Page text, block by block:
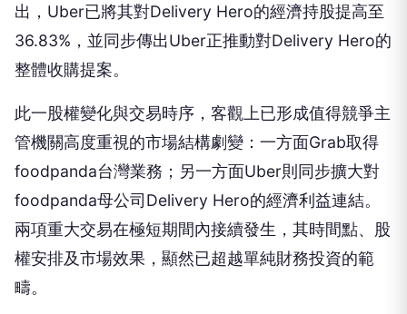
出，Uber已將其對Delivery Hero的經濟持股提高至
36.83%，並同步傳出Uber正推動對Delivery Hero的
整體收購提案。
此一股權變化與交易時序，客觀上已形成值得競爭主
管機關高度重視的市場結構劇變：一方面Grab取得
foodpanda台灣業務；另一方面Uber則同步擴大對
foodpanda母公司Delivery Hero的經濟利益連結。
兩項重大交易在極短期間內接續發生，其時間點、股
權安排及市場效果，顯然已超越單純財務投資的範
疇。